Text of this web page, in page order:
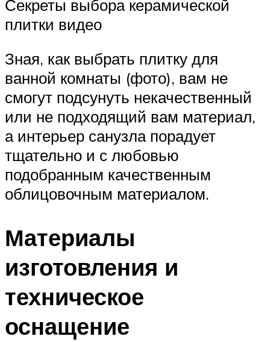
Секреты выбора керамической
плитки видео
Зная, как выбрать плитку для
ванной комнаты (фото), вам не
смогут подсунуть некачественный
или не подходящий вам материал,
а интерьер санузла порадует
тщательно и с любовью
подобранным качественным
облицовочным материалом.
Материалы
изготовления и
техническое
оснащение